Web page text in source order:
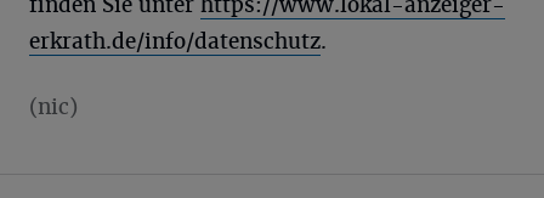
erkrath.de/info/datenschutz.
(nic)